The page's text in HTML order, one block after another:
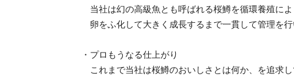
当社は幻の高級魚とも呼ばれる桜鱒を循環養殖によ
卵をふ化して大きく成長するまで一貫して管理を
・プロもうなる仕上がり
これまで当社は桜鱒のおいしさとは何か、を追求し